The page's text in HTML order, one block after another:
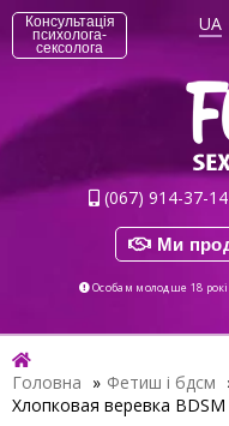
Консультація
психолога-
сексолога
UA
(067) 914-37-14
Ми
Особам молодше 18
Головна » Фетиш і бдсм
Хлопковая веревка